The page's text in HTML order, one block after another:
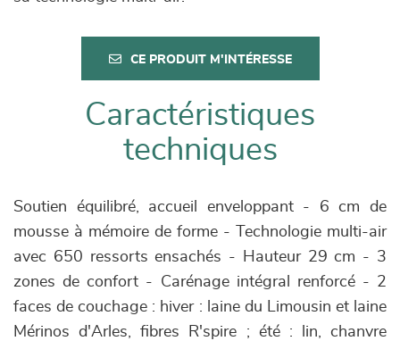
CE PRODUIT M'INTÉRESSE
Caractéristiques
techniques
Soutien équilibré, accueil enveloppant - 6 cm de
mousse à mémoire de forme - Technologie multi-air
avec 650 ressorts ensachés - Hauteur 29 cm - 3
zones de confort - Carénage intégral renforcé - 2
faces de couchage : hiver : laine du Limousin et laine
Mérinos d'Arles, fibres R'spire ; été : lin, chanvre